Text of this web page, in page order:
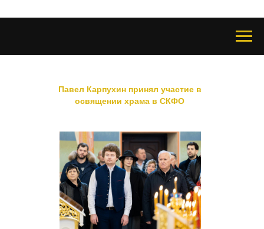
Павел Карпухин принял участие в
освящении храма в СКФО